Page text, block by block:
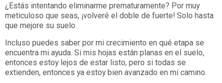
¿Estás intentando eliminarme prematuramente? Por muy
meticuloso que seas, ¡volveré el doble de fuerte! Solo hasta
que mejore su suelo.
Incluso puedes saber por mi crecimiento en qué etapa se
encuentra mi ayuda. Si mis hojas están planas en el suelo,
entonces estoy lejos de estar listo, pero si todas se
extienden, entonces ya estoy bien avanzado en mi camino.